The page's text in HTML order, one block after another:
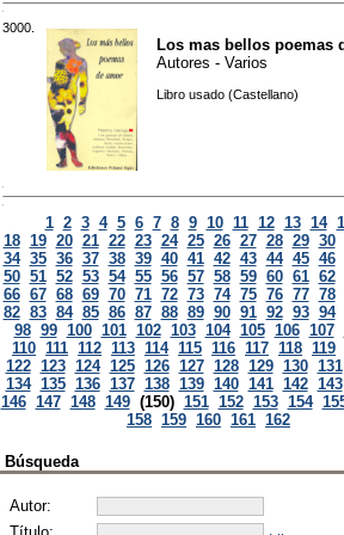
3000.
Los mas bellos poemas
Autores - Varios
Libro usado (Castellano)
1 2 3 4 5 6 7 8 9 10 11 12 13 14
18 19 20 21 22 23 24 25 26 27 28 29 30
34 35 36 37 38 39 40 41 42 43 44 45 46
50 51 52 53 54 55 56 57 58 59 60 61 62
66 67 68 69 70 71 72 73 74 75 76 77 78
82 83 84 85 86 87 88 89 90 91 92 93 94
98 99 100 101 102 103 104 105 106 107
110 111 112 113 114 115 116 117 118 119
122 123 124 125 126 127 128 129 130 131
134 135 136 137 138 139 140 141 142 143
146 147 148 149 (150) 151 152 153 154
158 159 160 161 162
Búsqueda
Autor: